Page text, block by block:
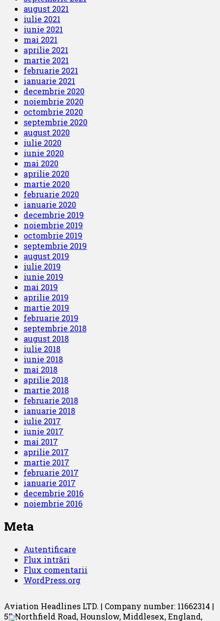
august 2021
iulie 2021
iunie 2021
mai 2021
aprilie 2021
martie 2021
februarie 2021
ianuarie 2021
decembrie 2020
noiembrie 2020
octombrie 2020
septembrie 2020
august 2020
iulie 2020
iunie 2020
mai 2020
aprilie 2020
martie 2020
februarie 2020
ianuarie 2020
decembrie 2019
noiembrie 2019
octombrie 2019
septembrie 2019
august 2019
iulie 2019
iunie 2019
mai 2019
aprilie 2019
martie 2019
februarie 2019
septembrie 2018
august 2018
iulie 2018
iunie 2018
mai 2018
aprilie 2018
martie 2018
februarie 2018
ianuarie 2018
iulie 2017
iunie 2017
mai 2017
aprilie 2017
martie 2017
februarie 2017
ianuarie 2017
decembrie 2016
noiembrie 2016
Meta
Autentificare
Flux intrări
Flux comentarii
WordPress.org
Aviation Headlines LTD. | Company number: 11662314 |
55 Northfield Road, Hounslow, Middlesex, England,